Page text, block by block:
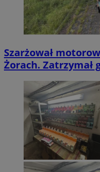
Szarżował
Żorach. Zatrzymał